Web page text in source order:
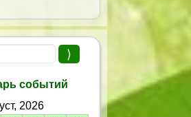
событий
2026